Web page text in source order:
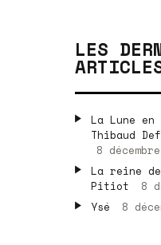
LES
La Lune
Thibaud
8
La reine
Pitiot
8
Ysé
8